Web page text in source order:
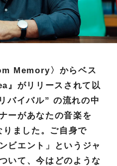
Memory〉からベス
』がリリースされて以
バイバル” の流れの中
ーがあなたの音楽を
ました。ご自身で
ビエント」というジャ
いて、今はどのような